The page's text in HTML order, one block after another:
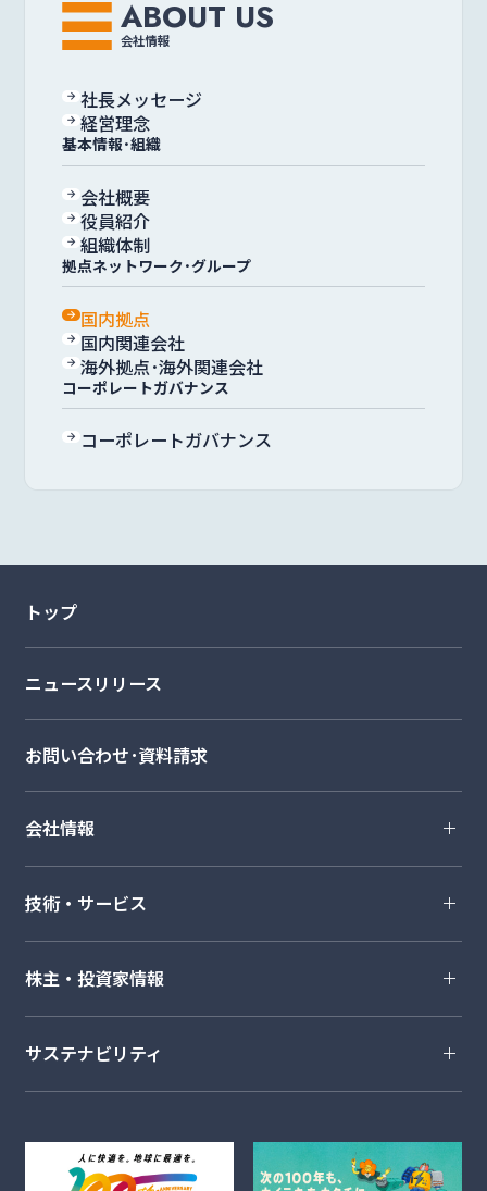
ABOUT US
会社情報
社長メッセージ
経営理念
基本情報･組織
会社概要
役員紹介
組織体制
拠点ネットワーク･グループ
国内拠点
国内関連会社
海外拠点･海外関連会社
コーポレートガバナンス
コーポレートガバナンス
トップ
ニュースリリース
お問い合わせ･資料請求
会社情報
技術・サービス
株主・投資家情報
サステナビリティ